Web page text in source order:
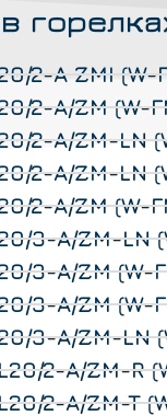
2-A ZMI (W-
2-A/ZM (W-
2-A/ZM-LN
2-A/ZM-LN
2-A/ZM (W-
3-A/ZM-LN
3-A/ZM (W-
3-A/ZM (W-
3-A/ZM-LN
2-A/ZM-R
2-A/ZM-T